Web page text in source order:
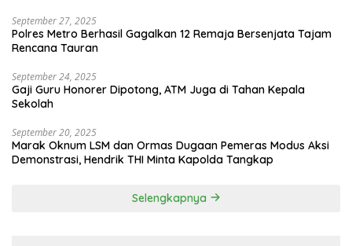
September 27, 2025
Polres Metro Berhasil Gagalkan 12 Remaja Bersenjata Tajam
Rencana Tauran
September 24, 2025
Gaji Guru Honorer Dipotong, ATM Juga di Tahan Kepala
Sekolah
September 20, 2025
Marak Oknum LSM dan Ormas Dugaan Pemeras Modus Aksi
Demonstrasi, Hendrik THI Minta Kapolda Tangkap
Selengkapnya